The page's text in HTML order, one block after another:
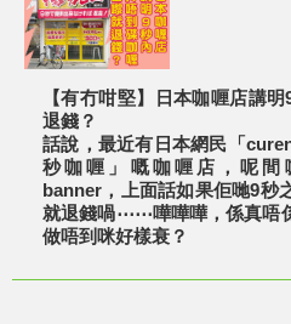
【有冇咁堅】日本咖喱店講
退錢？
話說，最近有日本網民「
秒咖喱」嘅咖喱店，呢間
banner，上面話如果佢哋9秒
就退錢喎⋯⋯嘩嘩嘩，係真唔
做唔到咪好樣衰？